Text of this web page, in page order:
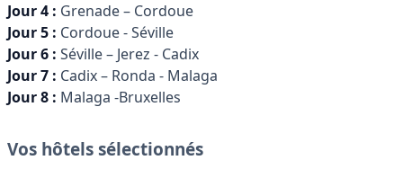
Jour 4 : Grenade – Cordoue
Jour 5 : Cordoue - Séville
Jour 6 : Séville – Jerez - Cadix
Jour 7 : Cadix – Ronda - Malaga
Jour 8 : Malaga -Bruxelles
Vos hôtels sélectionnés